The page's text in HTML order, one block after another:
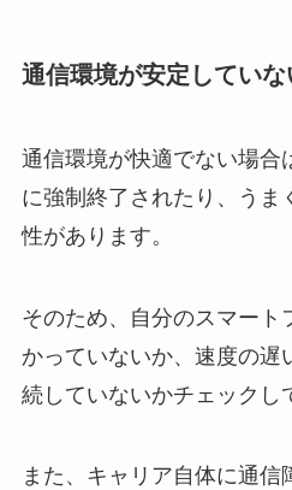
通信環境が安定していな
通信環境が快適でない場合
に強制終了されたり、うま
性があります。
そのため、自分のスマート
かっていないか、速度の遅
続していないかチェックし
また、キャリア自体に通信